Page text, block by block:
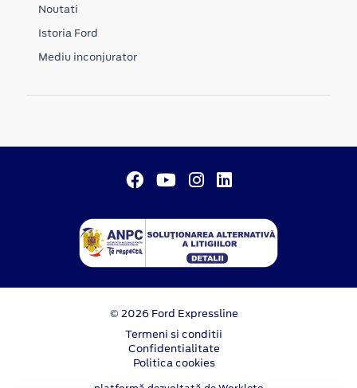
Noutati
Istoria Ford
Mediu inconjurator
© 2026 Ford Expressline
Termeni si conditii
Confidentialitate
Politica cookies